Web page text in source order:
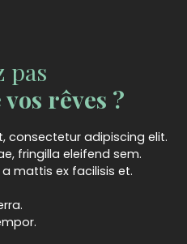
pas
rêves ?
consectetur adipiscing elit.
fringilla eleifend sem.
mattis ex facilisis et.